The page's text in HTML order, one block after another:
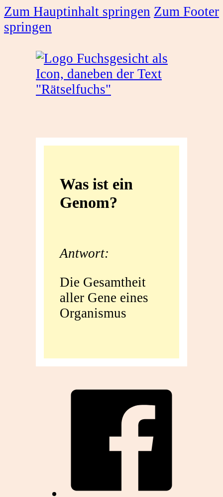
Zum Hauptinhalt springen Zum Footer
springen
Was ist ein
Genom?
Antwort:
Die Gesamtheit
aller Gene eines
Organismus